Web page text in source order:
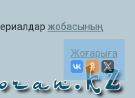
Жоғарыға
жобасының